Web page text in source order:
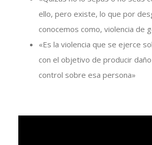
ello, pero existe, lo que por
conocemos como, violencia de
«Es la violencia que se ejerce
con el objetivo de producir
control sobre esa persona»